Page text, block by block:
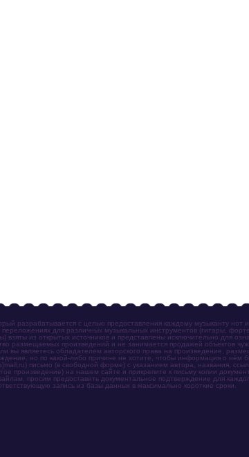
разрабатывается с целью предоставления каждому музыканту нот
для различных музыкальных инструментов (гитары,
взяты из открытых источников и представлены исключительно для
размещаемых произведений и не занимается продажей объектов
вы являетесь обладателем авторского права на произведение,
но по какой-либо причине не хотите, чтобы информация о нём
письмо (в свободной форме) с указанием автора, названия,
произведение) на нашем сайте и прикрепите к письму копии
просим предоставить документальное подтверждение для
запись из базы данных в максимально короткие сроки.